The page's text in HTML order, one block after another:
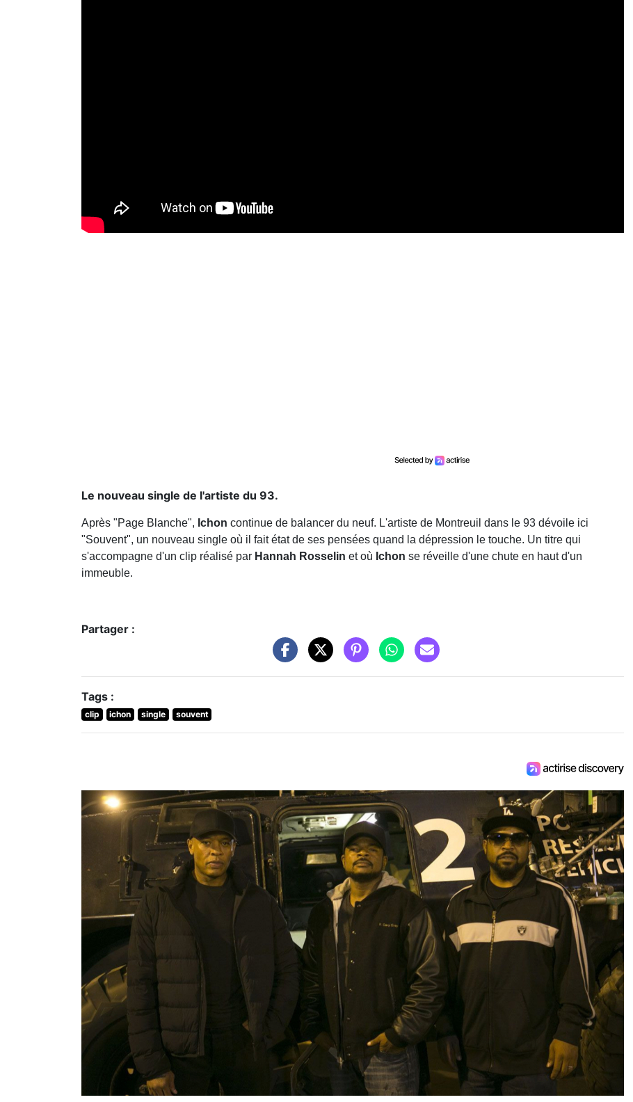
Le nouveau single de l'artiste du 93.
Après "Page Blanche", Ichon continue de balancer du neuf. L'artiste de Montreuil dans le 93 dévoile ici
"Souvent", un nouveau single où il fait état de ses pensées quand la dépression le touche. Un titre qui
s'accompagne d'un clip réalisé par Hannah Rosselin et où Ichon se réveille d'une chute en haut d'un
immeuble.
Partager :
Tags :
clip ichon single souvent